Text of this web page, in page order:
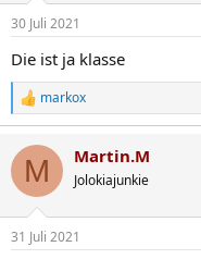
e
:
30 Juli 2021
Die ist ja klasse
R
e
k
i
e
markox
M Martin.M
Jolokiajunkie
31 Juli 2021